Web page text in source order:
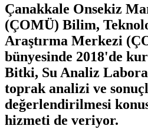
Çanakkale Onsekiz
(ÇOMÜ) Bilim,
Araştırma Merkezi
bünyesinde 2018'de
Bitki, Su Analiz
toprak analizi ve
değerlendirilmesi
hizmeti de veriyor.